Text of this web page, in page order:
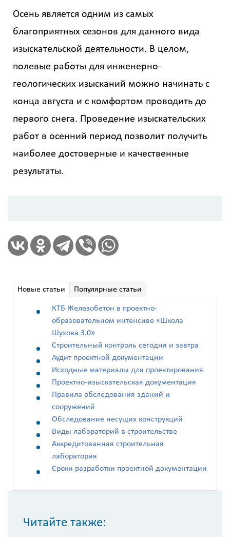
Осень является одним из самых
благоприятных сезонов для данного вида
изыскательской деятельности. В целом,
полевые работы для инженерно-
геологических изысканий можно начинать с
конца августа и с комфортом проводить до
первого снега. Проведение изыскательских
работ в осенний период позволит получить
наиболее достоверные и качественные
результаты.
Новые статьи Популярные статьи
КТБ Железобетон в проектно-
образовательном интенсиве «Школа
Шухова 3.0»
Строительный контроль сегодня и завтра
Аудит проектной документации
Исходные материалы для проектирования
Проектно-изыскательская документация
Правила обследования зданий и
сооружений
Обследование несущих конструкций
Виды лабораторий в строительстве
Аккредитованная строительная
лаборатория
Сроки разработки проектной документации
Читайте также:
р
Стоимость
с
учетом
Получить
расчёт
код
с
Я согласен на
персональных